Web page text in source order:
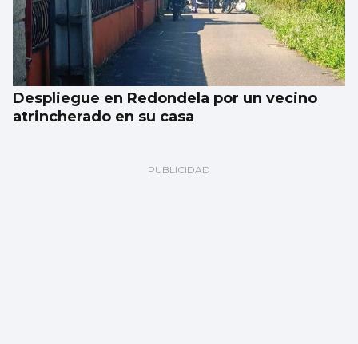
Despliegue en Redondela por un vecino
atrincherado en su casa